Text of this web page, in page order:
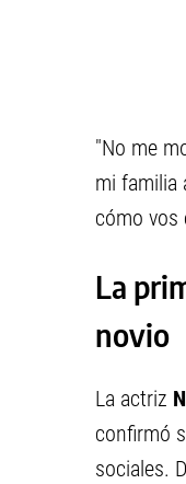
"No me
mi familia
cómo vos
La
novio
La actriz
confirmó
sociales.